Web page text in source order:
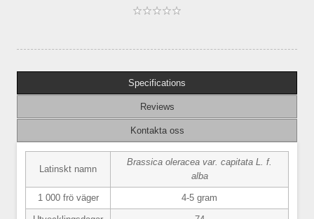
Specifications
Reviews
Kontakta oss
Latinskt namn
Brassica oleracea var. capitata L. f.
alba
1 000 frö väger 4-5 gram